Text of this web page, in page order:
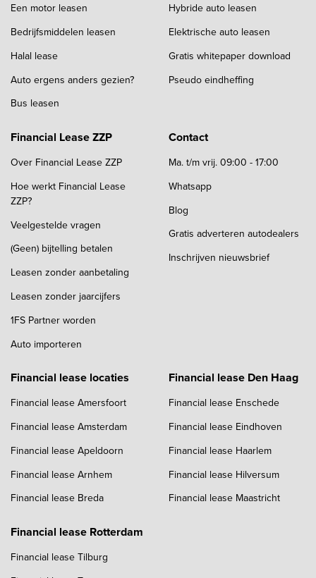
Een motor leasen
Bedrijfsmiddelen leasen
Halal lease
Auto ergens anders gezien?
Bus leasen
Hybride auto leasen
Elektrische auto leasen
Gratis whitepaper download
Pseudo eindheffing
Financial Lease ZZP
Over Financial Lease ZZP
Hoe werkt Financial Lease
ZZP?
Veelgestelde vragen
(Geen) bijtelling betalen
Leasen zonder aanbetaling
Leasen zonder jaarcijfers
1FS Partner worden
Auto importeren
Contact
Ma. t/m vrij. 09:00 - 17:00
Whatsapp
Blog
Gratis adverteren autodealers
Inschrijven nieuwsbrief
Financial lease locaties
Financial lease Amersfoort
Financial lease Amsterdam
Financial lease Apeldoorn
Financial lease Arnhem
Financial lease Breda
Financial lease Den Haag
Financial lease Enschede
Financial lease Eindhoven
Financial lease Haarlem
Financial lease Hilversum
Financial lease Maastricht
Financial lease Rotterdam
Financial lease Tilburg